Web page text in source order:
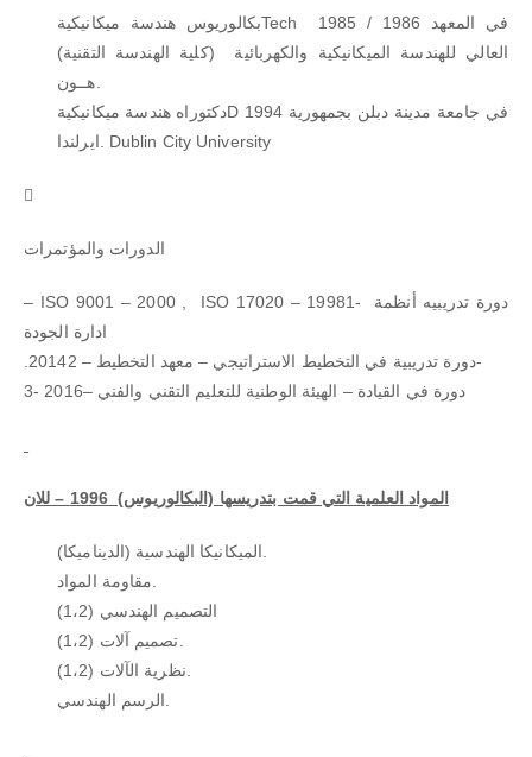
بكالوريوس هندسة ميكانيكيةTech 1985 / 1986 في المعهد
العالي للهندسة الميكانيكية والكهربائية (كلية الهندسة التقنية)
دكتوراه هندسة ميكانيكيةD 1994 في جامعة مدينة دبلن بجمهورية
ايرلندا. Dublin City University

الدورات والمؤتمرات
– ISO 9001 – 2000 , ISO 17020 – 19981- دورة تدريبيه أنظمة
ادارة الجودة
.دورة تدريبية في التخطيط الاستراتيجي – معهد التخطيط – 20142-
3- دورة في القيادة – الهيئة الوطنية للتعليم التقني والفني –2016
المواد العلمية التي قمت بتدريسها (البكالوريوس) 1996 – للان
(التصميم الهندسي (1،2